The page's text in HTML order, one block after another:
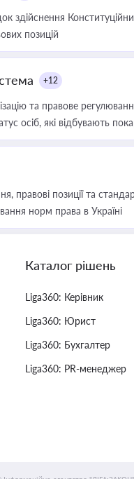
здійснення
позицій
+12
та правове
осіб, які відбувають
правові позиції та
норм права в Україні
Каталог рішень
Liga360: Керівник
Liga360: Юрист
Liga360: Бухгалтер
Liga360: PR-менеджер